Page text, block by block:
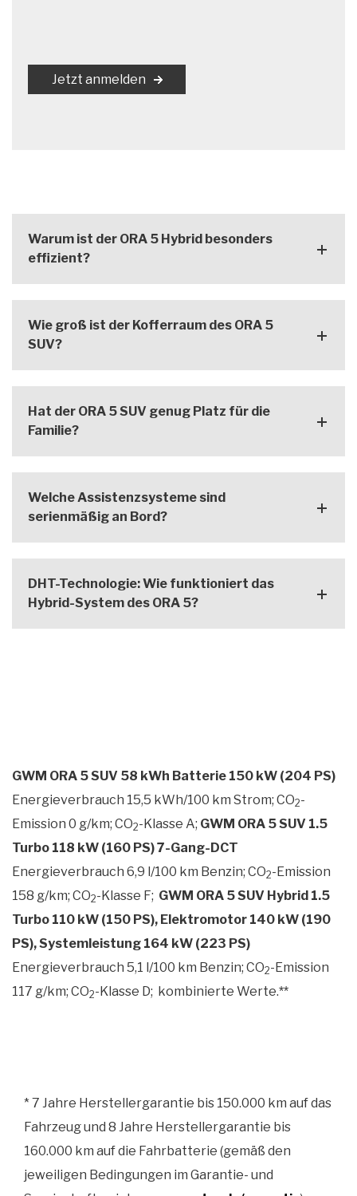
Jetzt anmelden
Warum ist der ORA 5 Hybrid besonders
effizient?
Wie groß ist der Kofferraum des ORA 5
SUV?
Hat der ORA 5 SUV genug Platz für die
Familie?
Welche Assistenzsysteme sind
serienmäßig an Bord?
DHT-Technologie: Wie funktioniert das
Hybrid-System des ORA 5?
GWM ORA 5 SUV 58 kWh Batterie 150 kW (204 PS)
Energieverbrauch 15,5 kWh/100 km Strom; CO2-
Emission 0 g/km; CO2-Klasse A; GWM ORA 5 SUV 1.5
Turbo 118 kW (160 PS) 7-Gang-DCT
Energieverbrauch 6,9 l/100 km Benzin; CO2-Emission
158 g/km; CO2-Klasse F; GWM ORA 5 SUV Hybrid 1.5
Turbo 110 kW (150 PS), Elektromotor 140 kW (190
PS), Systemleistung 164 kW (223 PS)
Energieverbrauch 5,1 l/100 km Benzin; CO2-Emission
117 g/km; CO2-Klasse D; kombinierte Werte.**
* 7 Jahre Herstellergarantie bis 150.000 km auf das
Fahrzeug und 8 Jahre Herstellergarantie bis
160.000 km auf die Fahrbatterie (gemäß den
jeweiligen Bedingungen im Garantie- und